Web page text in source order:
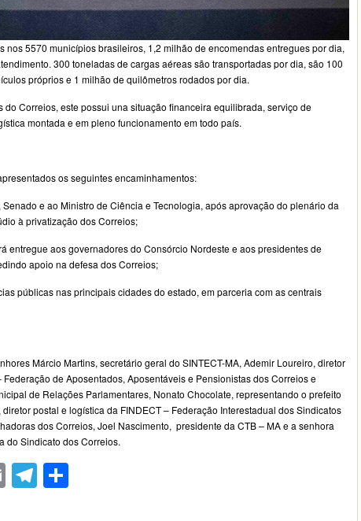
nos 5570 municípios brasileiros, 1,2 milhão de encomendas entregues por dia,
300 toneladas de cargas aéreas são transportadas por dia, são 100
próprios e 1 milhão de quilômetros rodados por dia.
do Correios, este possui una situação financeira equilibrada, serviço de
montada e em pleno funcionamento em todo país.
os seguintes encaminhamentos:
e ao Ministro de Ciência e Tecnologia, após aprovação do plenário da
à privatização dos Correios;
entregue aos governadores do Consórcio Nordeste e aos presidentes de
apoio na defesa dos Correios;
públicas nas principais cidades do estado, em parceria com as centrais
Márcio Martins, secretário geral do SINTECT-MA, Ademir Loureiro, diretor
Federação de Aposentados, Aposentáveis e Pensionistas dos Correios e
de Relações Parlamentares, Nonato Chocolate, representando o prefeito
postal e logística da FINDECT – Federação Interestadual dos Sindicatos
dos Correios, Joel Nascimento, presidente da CTB – MA e a senhora
do Sindicato dos Correios.
EmailTelegram